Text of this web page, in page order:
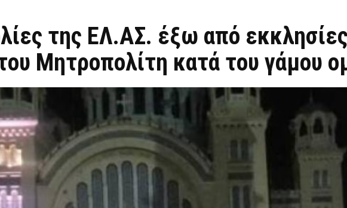
της ΕΛ.ΑΣ. έξω από
Μητροπολίτη κατά του γάμου